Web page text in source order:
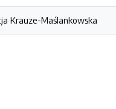
Krauze-Maślankowska